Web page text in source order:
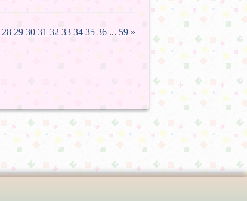
28 29 30 31 32 33 34 35 36 ... 59 »